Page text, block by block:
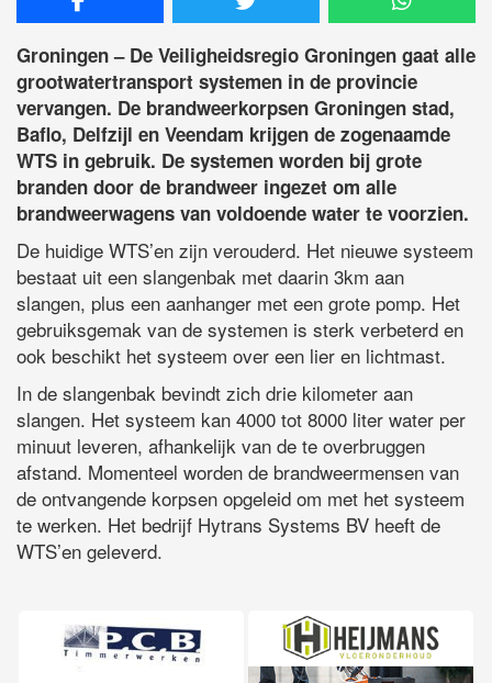
Groningen – De Veiligheidsregio Groningen gaat alle
grootwatertransport systemen in de provincie
vervangen. De brandweerkorpsen Groningen stad,
Baflo, Delfzijl en Veendam krijgen de zogenaamde
WTS in gebruik. De systemen worden bij grote
branden door de brandweer ingezet om alle
brandweerwagens van voldoende water te voorzien.
De huidige WTS’en zijn verouderd. Het nieuwe systeem
bestaat uit een slangenbak met daarin 3km aan
slangen, plus een aanhanger met een grote pomp. Het
gebruiksgemak van de systemen is sterk verbeterd en
ook beschikt het systeem over een lier en lichtmast.
In de slangenbak bevindt zich drie kilometer aan
slangen. Het systeem kan 4000 tot 8000 liter water per
minuut leveren, afhankelijk van de te overbruggen
afstand. Momenteel worden de brandweermensen van
de ontvangende korpsen opgeleid om met het systeem
te werken. Het bedrijf Hytrans Systems BV heeft de
WTS’en geleverd.